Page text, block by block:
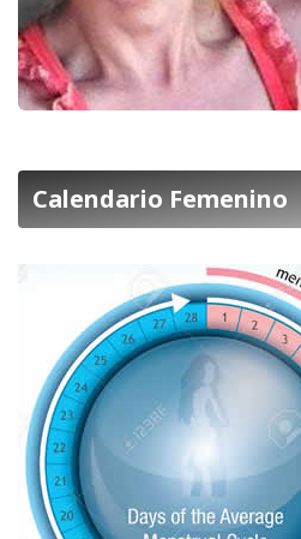
Calendario Femenino